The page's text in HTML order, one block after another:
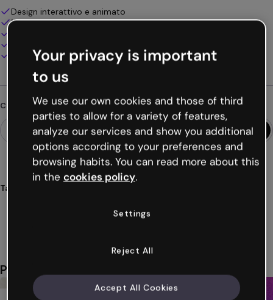
Design interattivo e animato
100% personalizzabile
Scarica in PDF, MP4 e altri formati
Cerchi qualcosa di diverso?
Tags
Potrebbe piacerti anche
Your privacy is important
to us
We use our own cookies and those of third
parties to allow for a variety of features,
analyze our services and show you additional
options according to your preferences and
browsing habits. You can read more about this
in the cookies policy.
Settings
Reject All
Accept All Cookies